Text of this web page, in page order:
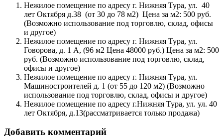
Нежилое помещение по адресу г. Нижняя Тура, ул. 40
лет Октября д.38 (от 30 до 78 м2) Цена за м2: 500 руб.
(Возможно использование под торговлю, склад, офисы
и другое)
Нежилое помещение по адресу г. Нижняя Тура, ул.
Говорова, д. 1 А, (96 м2 Цена 48000 руб.) Цена за м2: 500
руб. (Возможно использование под торговлю, склад,
офисы и другое)
Нежилое помещение по адресу г. Нижняя Тура, ул.
Машиностроителей д. 1 (от 55 до 120 м2) (Возможно
использование под торговлю, склад, офисы и другое)
Нежилое помещение по адресу г.Нижняя Тура, ул. ул. 40
лет Октября, д.13(рассматривается только продажа)
Добавить комментарий